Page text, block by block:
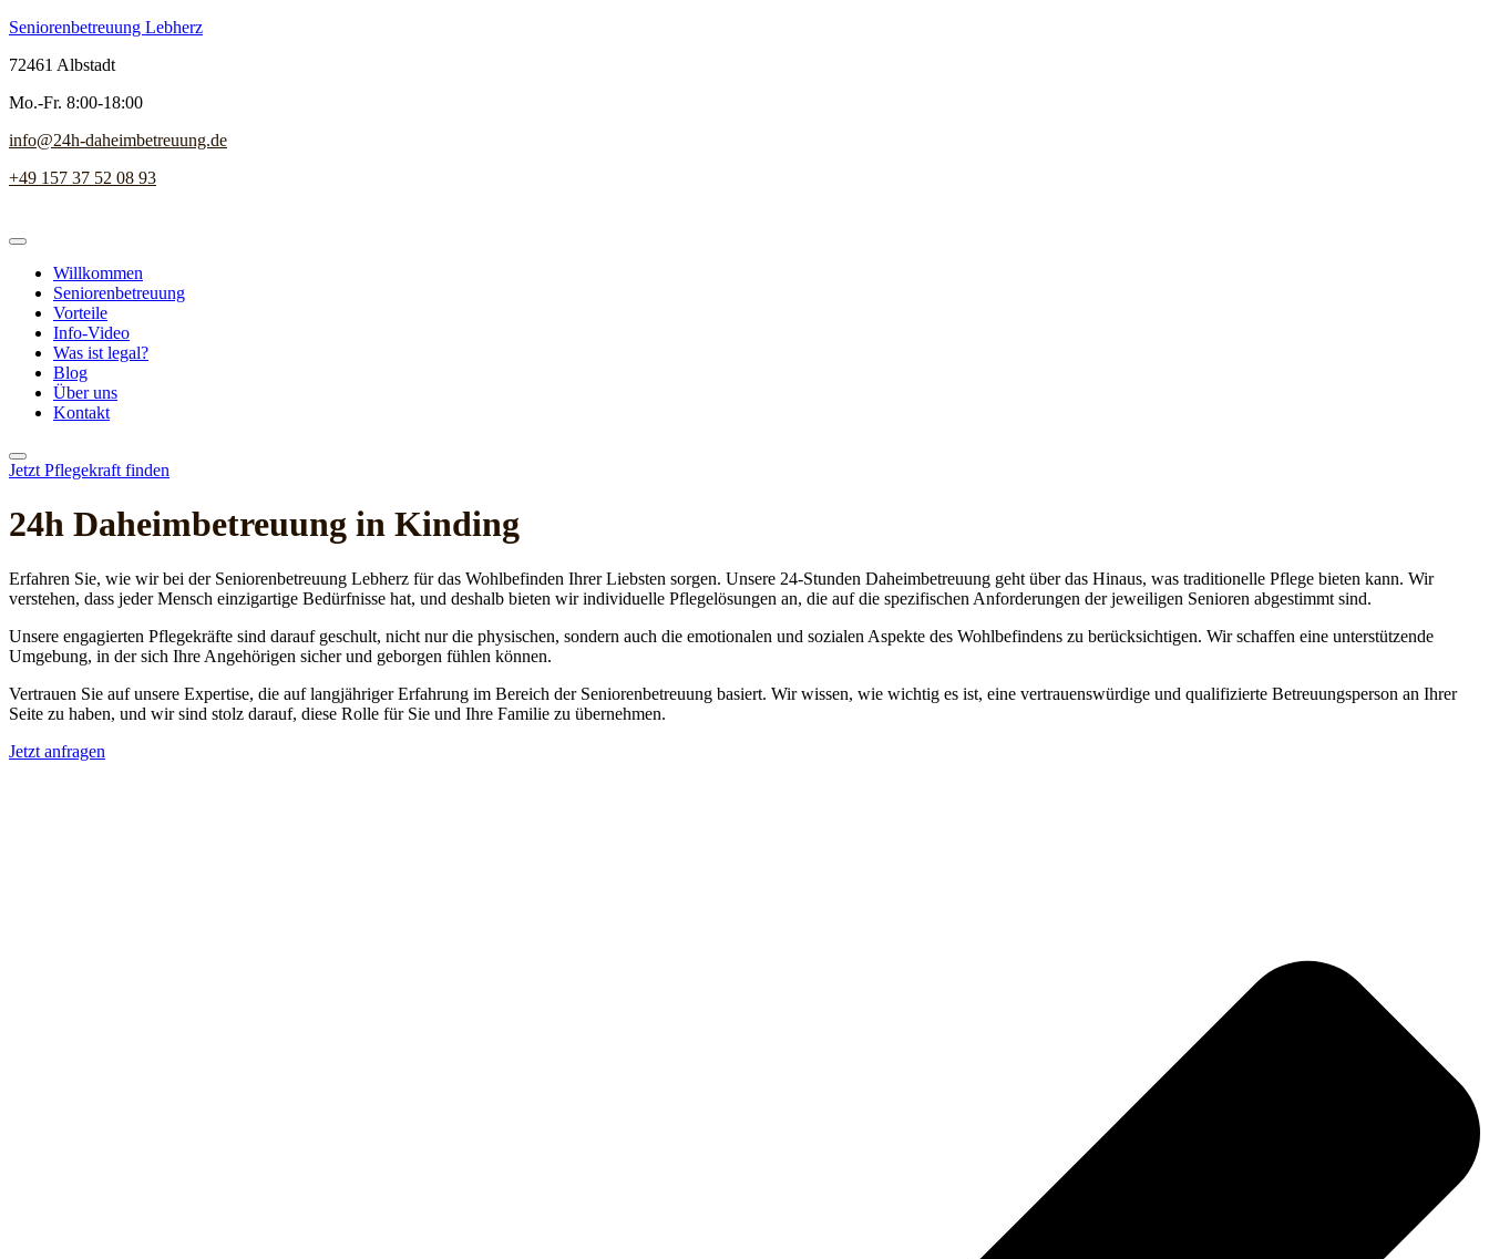
Seniorenbetreuung Lebherz
72461 Albstadt
Mo.-Fr. 8:00-18:00
info@24h-daheimbetreuung.de
+49 157 37 52 08 93
Willkommen
Seniorenbetreuung
Vorteile
Info-Video
Was ist legal?
Blog
Über uns
Kontakt
Jetzt Pflegekraft finden
24h Daheim­betreuung in Kinding
Erfahren Sie, wie wir bei der Seniorenbetreuung Lebherz für das Wohlbefinden Ihrer Liebsten sorgen. Unsere 24-Stunden Daheimbetreuung geht über das Hinaus, was traditionelle Pflege bieten kann. Wir
verstehen, dass jeder Mensch einzigartige Bedürfnisse hat, und deshalb bieten wir individuelle Pflegelösungen an, die auf die spezifischen Anforderungen der jeweiligen Senioren abgestimmt sind.
Unsere engagierten Pflegekräfte sind darauf geschult, nicht nur die physischen, sondern auch die emotionalen und sozialen Aspekte des Wohlbefindens zu berücksichtigen. Wir schaffen eine unterstützende
Umgebung, in der sich Ihre Angehörigen sicher und geborgen fühlen können.
Vertrauen Sie auf unsere Expertise, die auf langjähriger Erfahrung im Bereich der Seniorenbetreuung basiert. Wir wissen, wie wichtig es ist, eine vertrauenswürdige und qualifizierte Betreuungsperson an Ihrer
Seite zu haben, und wir sind stolz darauf, diese Rolle für Sie und Ihre Familie zu übernehmen.
Jetzt anfragen